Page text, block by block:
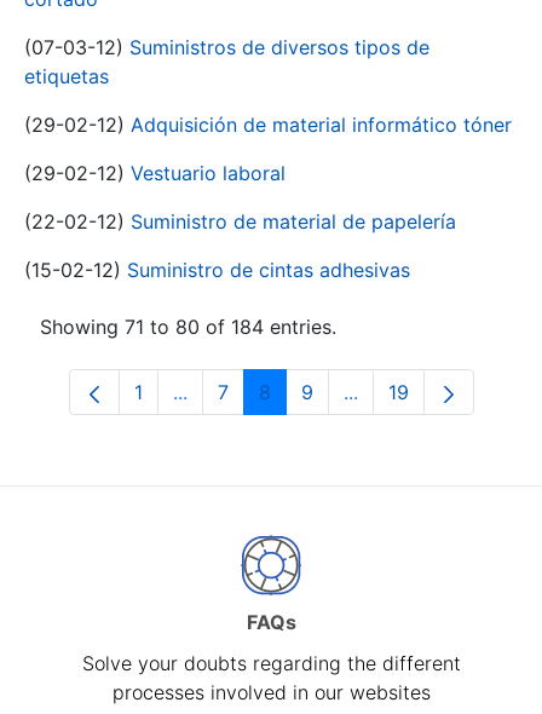
(07-03-12) Suministros de diversos tipos de
etiquetas
(29-02-12) Adquisición de material informático tóner
(29-02-12) Vestuario laboral
(22-02-12) Suministro de material de papelería
(15-02-12) Suministro de cintas adhesivas
Showing 71 to 80 of 184 entries.
Page
1 ...Intermediate Pages Use TAB to
Page
7 Page
8 Page
9 ...Intermediate Pages
Page
19
FAQs
Solve your doubts regarding the different
processes involved in our websites